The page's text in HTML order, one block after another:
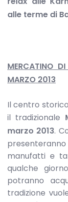
alle terme di
MERCATINO
MARZO 2013
Il centro
il tradizionale
marzo 2013.
manufatti e
qualche
potranno
tradizione